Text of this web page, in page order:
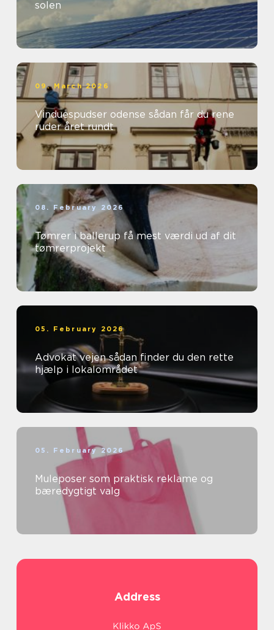
solen
09. March 2026
Vinduespudser odense sådan får du rene
ruder året rundt
08. February 2026
Tømrer i ballerup få mest værdi ud af dit
tømrerprojekt
05. February 2026
Advokat vejen sådan finder du den rette
hjælp i lokalområdet
05. February 2026
Muleposer som praktisk reklame og
bæredygtigt valg
Address